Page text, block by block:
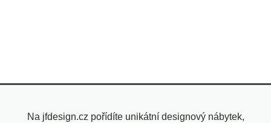
Na jfdesign.cz pořídíte unikátní designový nábytek,